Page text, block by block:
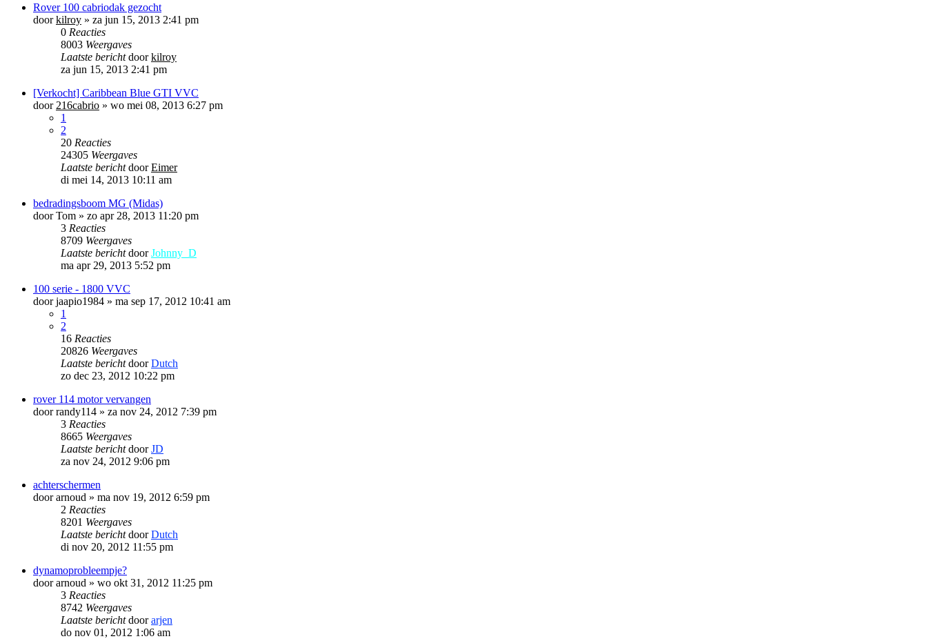
Rover 100 cabriodak gezocht
doorkilroy » za jun 15, 2013 2:41 pm
0 Reacties
8003 Weergaves
Laatste berichtdoorkilroy
za jun 15, 2013 2:41 pm
[Verkocht] Caribbean Blue GTI VVC
door 216cabrio » wo mei 08, 2013 6:27 pm
1
2
20 Reacties
24305 Weergaves
Laatste berichtdoorEimer
di mei 14, 2013 10:11 am
bedradingsboom MG (Midas)
doorTom » zo apr 28, 2013 11:20 pm
3 Reacties
8709 Weergaves
Laatste berichtdoorJohnny_D
ma apr 29, 2013 5:52 pm
100 serie - 1800 VVC
doorjaapio1984 » ma sep 17, 2012 10:41 am
1
2
16 Reacties
20826 Weergaves
Laatste berichtdoorDutch
zo dec 23, 2012 10:22 pm
rover 114 motor vervangen
doorrandy114 » za nov 24, 2012 7:39 pm
3 Reacties
8665 Weergaves
Laatste berichtdoorJD
za nov 24, 2012 9:06 pm
achterschermen
doorarnoud » ma nov 19, 2012 6:59 pm
2 Reacties
8201 Weergaves
Laatste berichtdoorDutch
di nov 20, 2012 11:55 pm
dynamoprobleempje?
doorarnoud » wo okt 31, 2012 11:25 pm
3 Reacties
8742 Weergaves
Laatste berichtdoorarjen
do nov 01, 2012 1:06 am